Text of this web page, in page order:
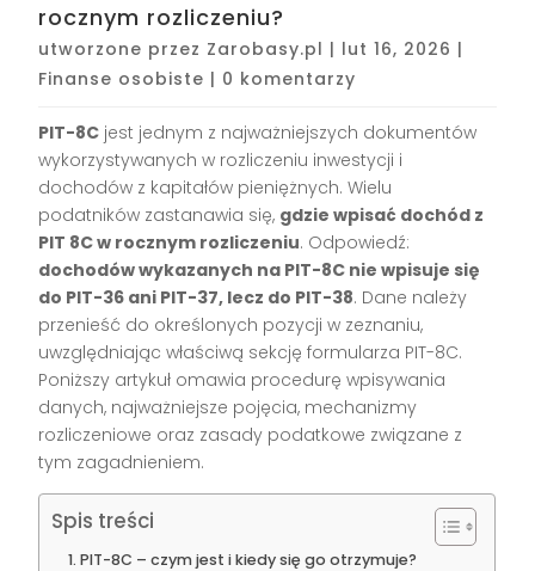
rocznym rozliczeniu?
utworzone przez Zarobasy.pl | lut 16, 2026 |
Finanse osobiste | 0 komentarzy
PIT-8C jest jednym z najważniejszych dokumentów
wykorzystywanych w rozliczeniu inwestycji i
dochodów z kapitałów pieniężnych. Wielu
podatników zastanawia się, gdzie wpisać dochód z
PIT 8C w rocznym rozliczeniu. Odpowiedź:
dochodów wykazanych na PIT-8C nie wpisuje się
do PIT-36 ani PIT-37, lecz do PIT-38. Dane należy
przenieść do określonych pozycji w zeznaniu,
uwzględniając właściwą sekcję formularza PIT-8C.
Poniższy artykuł omawia procedurę wpisywania
danych, najważniejsze pojęcia, mechanizmy
rozliczeniowe oraz zasady podatkowe związane z
tym zagadnieniem.
Spis treści
PIT-8C – czym jest i kiedy się go otrzymuje?